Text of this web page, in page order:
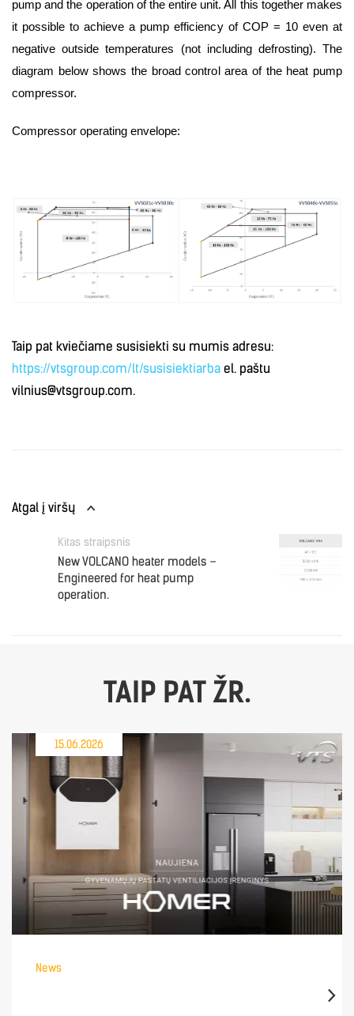
pump and the operation of the entire unit. All this together makes
it possible to achieve a pump efficiency of COP = 10 even at
negative outside temperatures (not including defrosting). The
diagram below shows the broad control area of the heat pump
compressor.
Compressor operating envelope:
Taip pat kviečiame susisiekti su mumis adresu:
https://vtsgroup.com/lt/susisiektiarba el. paštu
vilnius@vtsgroup.com.
Atgal į viršų
Kitas straipsnis
New VOLCANO heater models –
Engineered for heat pump
operation.
TAIP PAT ŽR.
15.06.2026
News